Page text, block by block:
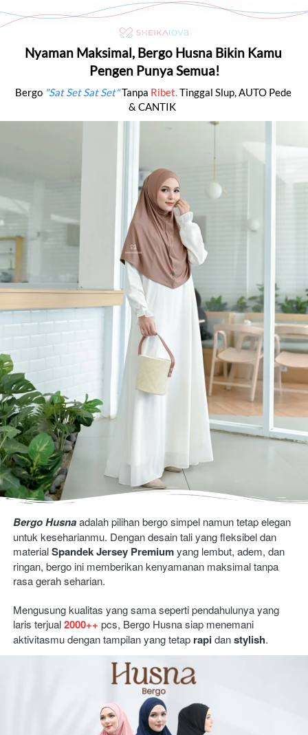
Nyaman Maksimal, Bergo Husna Bikin Kamu
Pengen Punya Semua!
Bergo "Sat Set Sat Set" Tanpa Ribet. Tinggal Slup,AUTO Pede
& CANTIK
Bergo Husna adalah pilihan bergo simpel namun tetap elegan
untuk keseharianmu. Dengan desain tali yang fleksibel dan
material Spandek Jersey Premium yang lembut, adem, dan
ringan, bergo ini memberikan kenyamanan maksimal tanpa
rasa gerah seharian.
Mengusung kualitas yang sama seperti pendahulunya yang
laris terjual 2000++ pcs, Bergo Husna siap menemani
aktivitasmu dengan tampilan yang tetap rapi dan stylish.